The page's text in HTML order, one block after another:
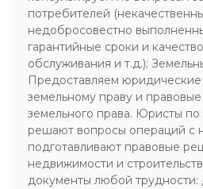
потребителей
недобросовестно
гарантийные сроки и
обслуживания и т.д.);
Предоставляем юридические
земельному праву и правовые
земельного права. Юристы
решают вопросы операций с
подготавливают правовые
недвижимости и
документы любой трудности: